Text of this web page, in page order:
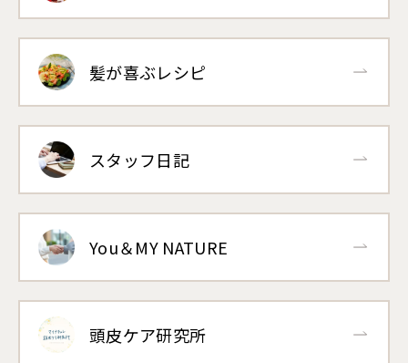
髪が喜ぶレシピ
スタッフ日記
You＆MY NATURE
頭皮ケア研究所